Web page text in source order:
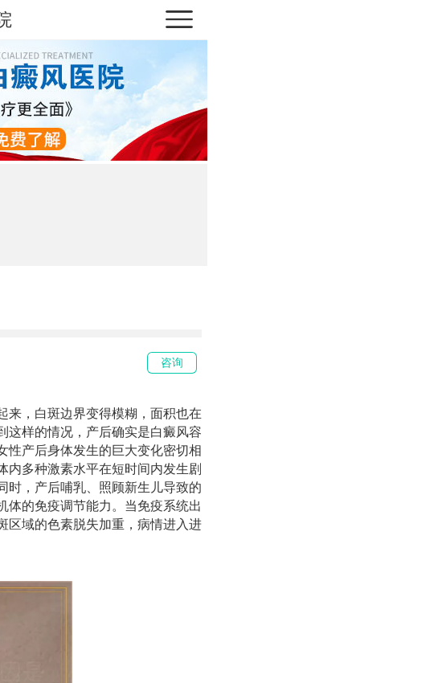
咨询
来，白斑边界变得模糊，面积也在
这样的情况，产后确实是白癜风容
性产后身体发生的巨大变化密切相
内多种激素水平在短时间内发生剧
时，产后哺乳、照顾新生儿导致的
体的免疫调节能力。当免疫系统出
区域的色素脱失加重，病情进入进